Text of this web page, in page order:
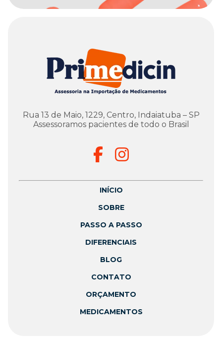
Rua 13 de Maio, 1229, Centro, Indaiatuba – SP
Assessoramos pacientes de todo o Brasil
INÍCIO
SOBRE
PASSO A PASSO
DIFERENCIAIS
BLOG
CONTATO
ORÇAMENTO
MEDICAMENTOS